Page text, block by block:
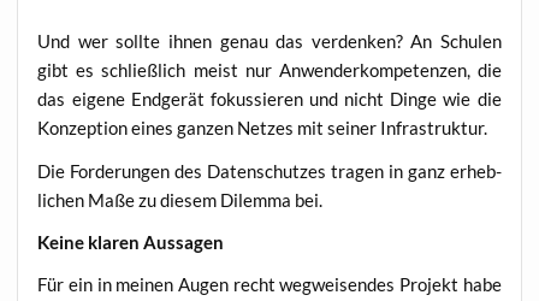
Und wer soll­te ihnen genau das ver­den­ken? An Schu­len
gibt es schließ­lich meist nur Anwen­der­kom­pe­ten­zen, die
das eige­ne End­ge­rät fokus­sie­ren und nicht Din­ge wie die
Kon­zep­ti­on eines gan­zen Net­zes mit sei­ner Infrastruktur.
Die For­de­run­gen des Daten­schut­zes tra­gen in ganz erheb­
li­chen Maße zu die­sem Dilem­ma bei.
Kei­ne kla­ren Aussagen
Für ein in mei­nen Augen recht weg­wei­sen­des Pro­jekt habe